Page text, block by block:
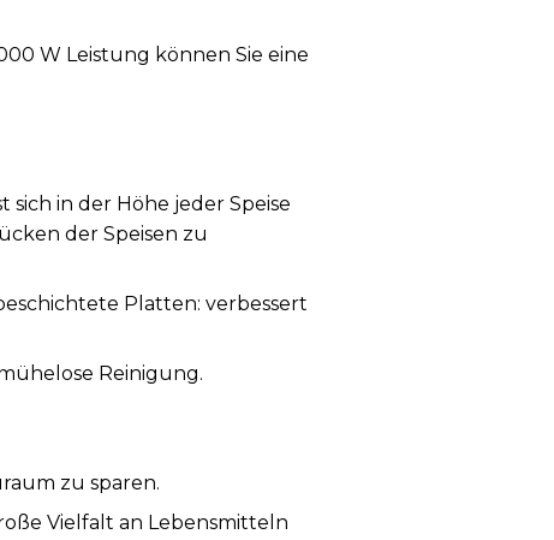
W Leistung können Sie eine
sich in der Höhe jeder Speise
der Speisen zu
Platten: verbessert
Reinigung.
zu sparen.
Vielfalt an Lebensmitteln